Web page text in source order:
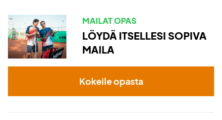
Sweet Spot Channel
on sisäinen ura, joka parantaa
jänteiden liikettä ja maksimoi sweet spotin, voiman ja
pallokontaktin.
on poraustekniikka, joka tarjoaa
tasaisemman jännitysvasteen ja laajemman sweet spotin.
Crush Zoneon holkkijärjestelmä, joka puristuu
MAILAT OPAS
LÖYDÄ ITSELLESI SOPIVA
MAILA
Kokeile opasta